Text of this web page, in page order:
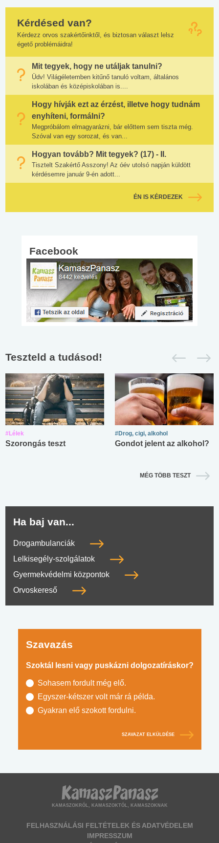
Kérdésed van?
Kérdezz orvos szakértőinktől, és biztosan választ lelsz
égető problémáidra!
Mit tegyek, hogy ne utáljak tanulni?
Üdv! Világéletemben kitűnő tanuló voltam, általános
iskolában és középiskolában is....
Hogy hívják ezt az érzést, illetve hogy tudnám
enyhíteni, formálni?
Megpróbálom elmagyarázni, bár előttem sem tiszta még.
Szóval van egy sorozat, és van...
Hogyan tovább? Mit tegyek? (17) - II.
Tisztelt Szakértő Asszony! Az óév utolsó napján küldött
kérdésemre január 9-én adott...
ÉN IS KÉRDEZEK
Facebook
Teszteld a tudásod!
#Lélek
Szorongás teszt
#Drog, cigi, alkohol
Gondot jelent az alkohol?
MÉG TÖBB TESZT
Ha baj van...
Drogambulanciák
Lelkisegély-szolgálatok
Gyermekvédelmi központok
Orvoskereső
Szavazás
Szoktál lesni vagy puskázni dolgozatíráskor?
Sohasem fordult még elő.
Egyszer-kétszer volt már rá példa.
Gyakran elő szokott fordulni.
SZAVAZAT ELKÜLDÉSE
KAMASZOKRÓL, KAMASZOKTÓL, KAMASZOKNAK
FELHASZNÁLÁSI FELTÉTELEK ÉS ADATVÉDELEM
IMPRESSZUM